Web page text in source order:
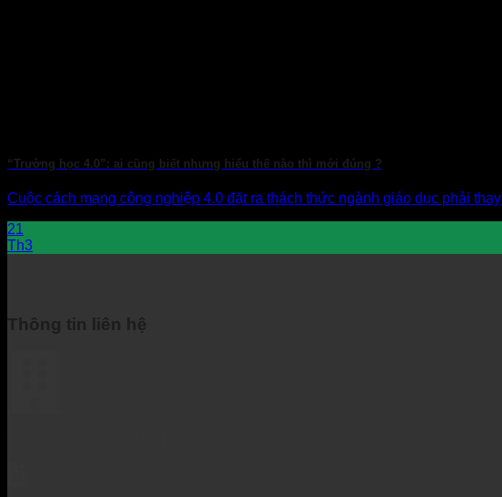
“Trường học 4.0”: ai cũng biết nhưng hiểu thế nào thì mới đúng ?
Cuộc cách mạng công nghiệp 4.0 đặt ra thách thức ngành giáo dục phải thay
21
Th3
Thông tin liên hệ